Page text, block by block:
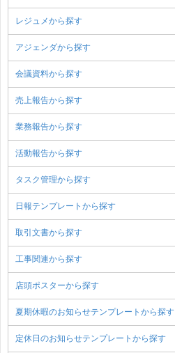
レジュメから探す
アジェンダから探す
会議資料から探す
売上報告から探す
業務報告から探す
活動報告から探す
タスク管理から探す
日報テンプレートから探す
取引文書から探す
工事関連から探す
店頭ポスターから探す
夏期休暇のお知らせテンプレートから探す
定休日のお知らせテンプレートから探す